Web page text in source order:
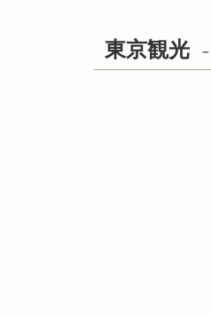
東京観光